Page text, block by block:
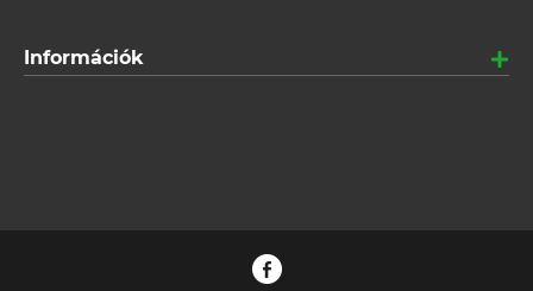
Információk